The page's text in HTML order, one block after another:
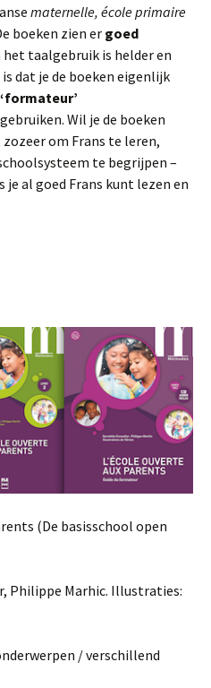
maternelle, école primaire
boeken zien er goed
het taalgebruik is helder en
dat je de boeken eigenlijk
Wil je de boeken
om Frans te leren,
te begrijpen –
al goed Frans kunt lezen en
(De basisschool open
Philippe Marhic. Illustraties:
/ verschillend